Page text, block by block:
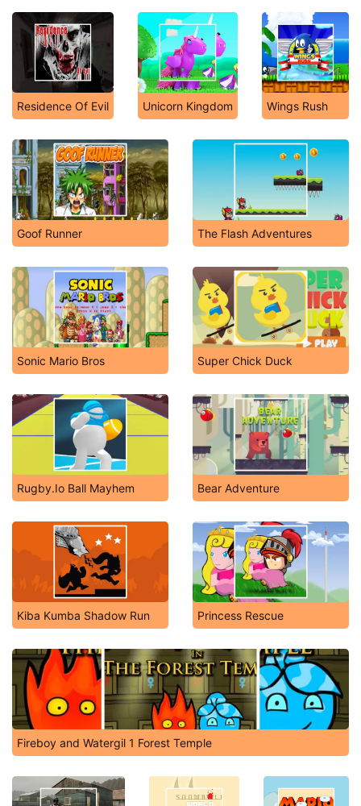
Residence Of Evil Unicorn Kingdom Wings Rush
Goof Runner The Flash Adventures
Sonic Mario Bros Super Chick Duck
Rugby.Io Ball Mayhem Bear Adventure
Kiba Kumba Shadow Run Princess Rescue
Fireboy and Watergil 1 Forest Temple